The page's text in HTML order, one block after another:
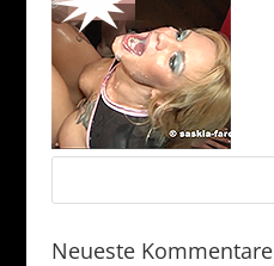
Neueste Kommentare